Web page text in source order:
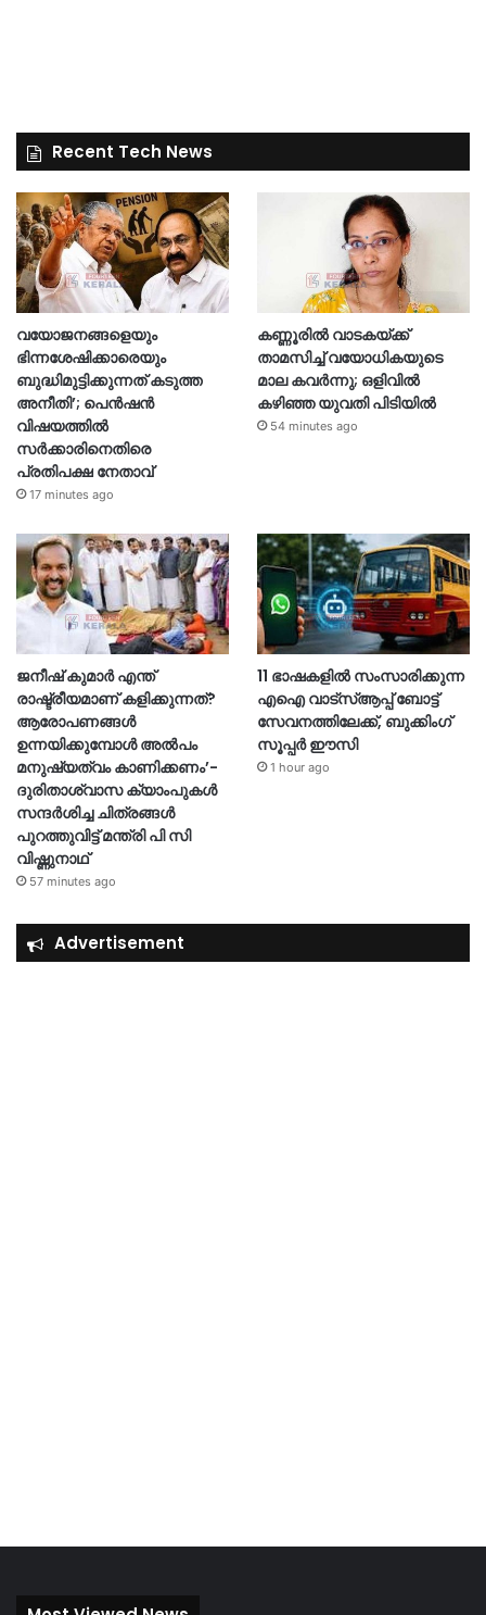
Recent Tech News
വയോജനങ്ങളെയും
ഭിന്നശേഷിക്കാരെയും
ബുദ്ധിമുട്ടിക്കുന്നത് കടുത്ത
അനീതി’; പെൻഷൻ
വിഷയത്തിൽ
സർക്കാരിനെതിരെ
പ്രതിപക്ഷ നേതാവ്
17 minutes ago
കണ്ണൂരിൽ വാടകയ്ക്ക്
താമസിച്ച് വയോധികയുടെ
മാല കവർന്നു; ഒളിവിൽ
കഴിഞ്ഞ യുവതി പിടിയിൽ
54 minutes ago
ജനീഷ് കുമാർ എന്ത്
രാഷ്ട്രീയമാണ് കളിക്കുന്നത്?
ആരോപണങ്ങൾ
ഉന്നയിക്കുമ്പോൾ അൽപം
മനുഷ്യത്വം കാണിക്കണം’-
ദുരിതാശ്വാസ ക്യാംപുകള്‍
സന്ദര്‍ശിച്ച ചിത്രങ്ങള്‍
പുറത്തുവിട്ട് മന്ത്രി പി സി
വിഷ്ണുനാഥ്
57 minutes ago
11 ഭാഷകളിൽ സംസാരിക്കുന്ന
എഐ വാട്‌സ്ആപ്പ് ബോട്ട്
സേവനത്തിലേക്ക്, ബുക്കിംഗ്
സൂപ്പർ ഈസി
1 hour ago
Advertisement